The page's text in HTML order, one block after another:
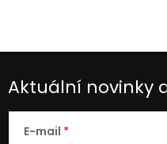
Aktuální novinky
E-mail